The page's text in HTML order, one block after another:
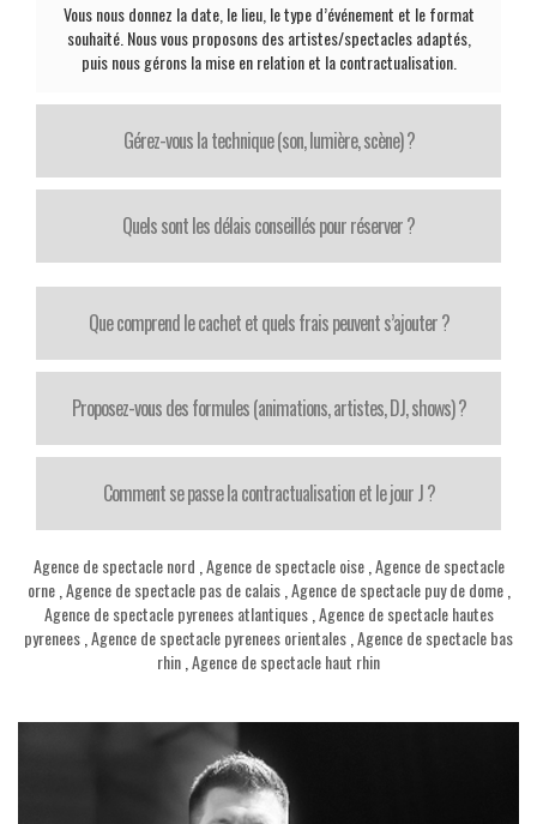
Vous nous donnez la date, le lieu, le type d’événement et le format
souhaité. Nous vous proposons des artistes/spectacles adaptés,
puis nous gérons la mise en relation et la contractualisation.
Gérez-vous la technique (son, lumière, scène) ?
Quels sont les délais conseillés pour réserver ?
Que comprend le cachet et quels frais peuvent s’ajouter ?
Proposez-vous des formules (animations, artistes, DJ, shows) ?
Comment se passe la contractualisation et le jour J ?
Agence de spectacle nord Agence de spectacle oise, Agence de spectacle
orne, Agence de spectacle pas de calais, Agence de spectacle puy de dome,
Agence de spectacle pyrenees atlantiques, Agence de spectacle hautes
pyrenees Agence de spectacle pyrenees orientales Agence de spectacle bas
rhin Agence de spectacle haut rhin